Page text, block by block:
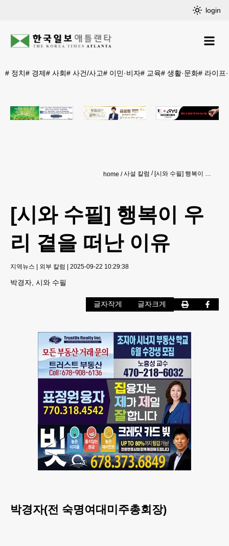
login
# 정치# 경제# 사회# 사건/사고# 이민·비자# 교육# 생활·문화# 라이프
home 사설 칼럼 [시와 수필] 행복이 우리 곁을 떠난 이유
[시와 수필] 행복이 우
리 곁을 떠난 이유
지역뉴스 | 외부 칼럼 | 2025-09-22 10:29:38
박경자, 시와 수필
글자작게 글자크게
박경자(전 숙명여대미주총회장)